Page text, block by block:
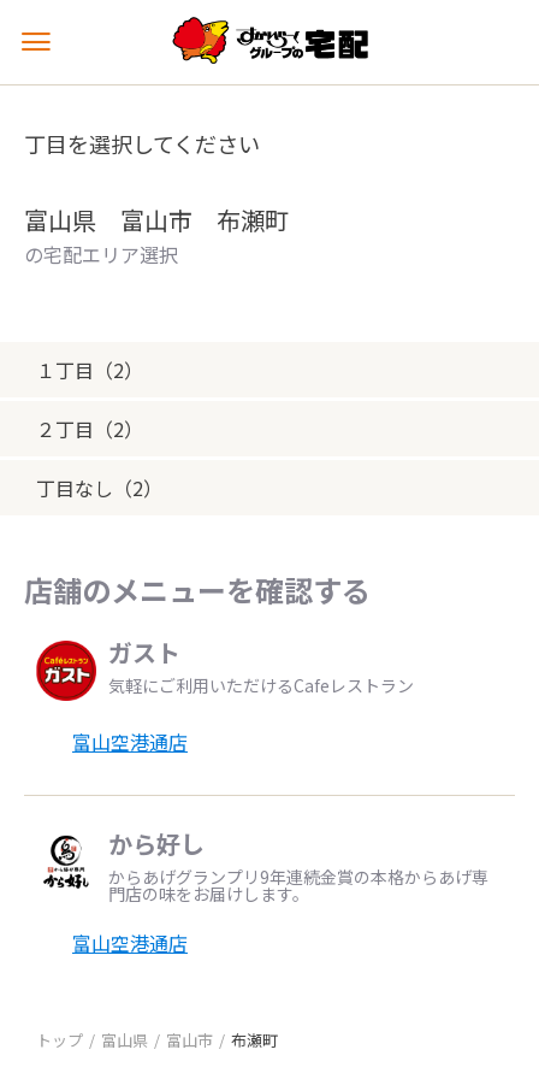
メ
ュ
を
丁目を選択してください
富山県 富山市 布瀬町
の宅配エリア選択
１丁目（2）
２丁目（2）
丁目なし（2）
店舗のメニューを確認する
ガスト
気軽にご利用いただけるCafeレストラン
富山空港通店
から好し
からあげグランプリ9年連続金賞の本格からあげ専
門店の味をお届けします。
富山空港通店
トップ 富山県 富山市 布瀬町